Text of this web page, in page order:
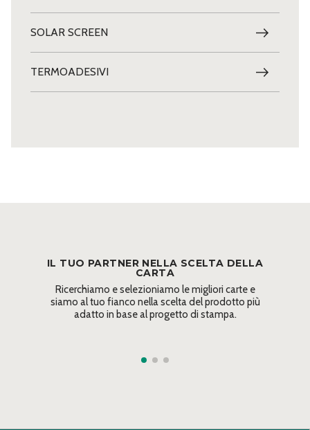
SOLAR SCREEN
TERMOADESIVI
IL TUO PARTNER NELLA SCELTA DELLA
CARTA
Ricerchiamo e selezioniamo le migliori carte e
siamo al tuo fianco nella scelta del prodotto più
adatto in base al progetto di stampa.